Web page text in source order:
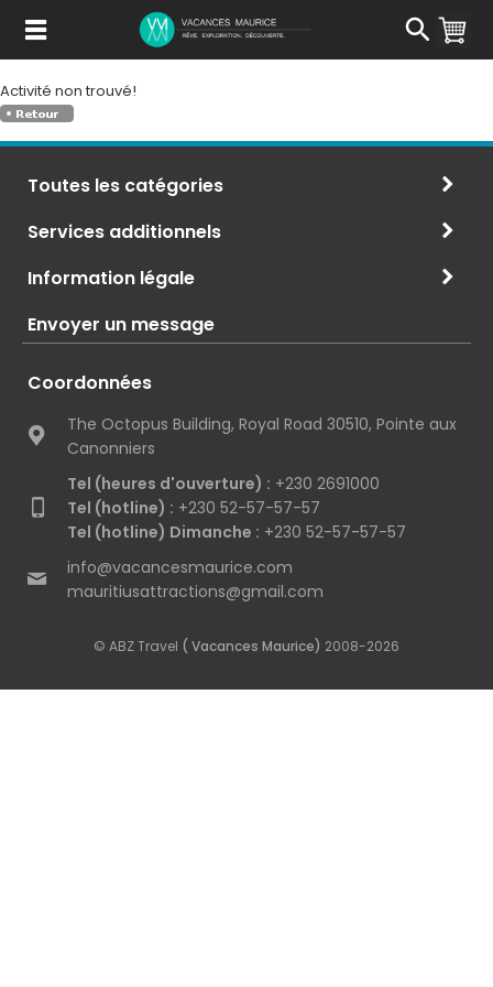
Contenu
Activité non trouvé!
Toutes les catégories
Services additionnels
Information légale
Envoyer un message
Coordonnées
The Octopus Building, Royal Road 30510, Pointe aux
Canonniers
Tel (heures d'ouverture) : +230 2691000
Tel (hotline) : +230 52-57-57-57
Tel (hotline) Dimanche : +230 52-57-57-57
info@vacancesmaurice.com
mauritiusattractions@gmail.com
© ABZ Travel ( Vacances Maurice) 2008-2026